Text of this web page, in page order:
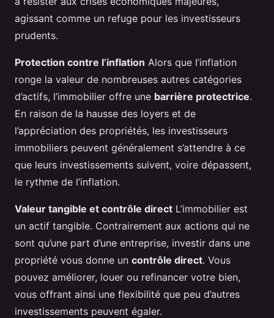
agissant comme un refuge pour les investisseurs
prudents.
Protection contre l’inflation Alors que l’inflation
ronge la valeur de nombreuses autres catégories
d’actifs, l’immobilier offre une barrière protectrice.
En raison de la hausse des loyers et de
l’appréciation des propriétés, les investisseurs
immobiliers peuvent généralement s’attendre à ce
que leurs investissements suivent, voire dépassent,
le rythme de l’inflation.
Valeur tangible et contrôle direct L’immobilier est
un actif tangible. Contrairement aux actions qui ne
sont qu’une part d’une entreprise, investir dans une
propriété vous donne un contrôle direct. Vous
pouvez améliorer, louer ou refinancer votre bien,
vous offrant ainsi une flexibilité que peu d’autres
investissements peuvent égaler.